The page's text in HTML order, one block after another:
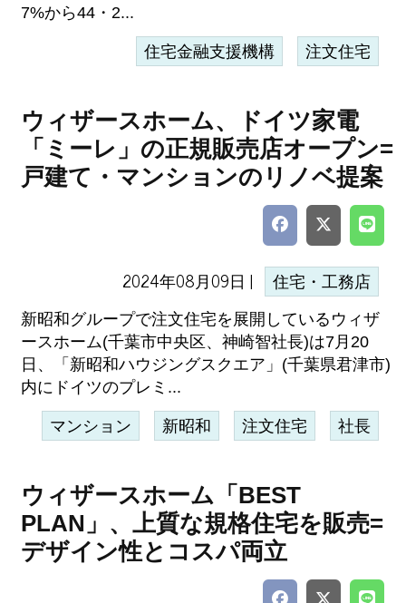
7%から44・2...
住宅金融支援機構 注文住宅
ウィザースホーム、ドイツ家電
「ミーレ」の正規販売店オープン=
戸建て・マンションのリノベ提案
2024年08月09日 | 住宅・工務店
新昭和グループで注文住宅を展開しているウィザ
ースホーム(千葉市中央区、神崎智社長)は7月20
日、「新昭和ハウジングスクエア」(千葉県君津市)
内にドイツのプレミ...
マンション 新昭和 注文住宅 社長
ウィザースホーム「BEST
PLAN」、上質な規格住宅を販売=
デザイン性とコスパ両立